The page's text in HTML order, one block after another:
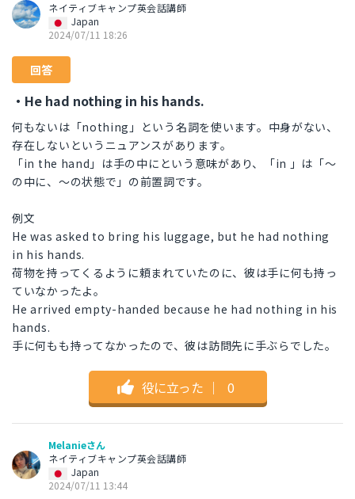
ネイティブキャンプ英会話講師
Japan
2024/07/11 18:26
回答
・He had nothing in his hands.
何もないは「nothing」という名詞を使います。中身がない、
存在しないというニュアンスがあります。
「in the hand」は手の中にという意味があり、「in 」は「～
の中に、～の状態で」の前置詞です。
例文
He was asked to bring his luggage, but he had nothing
in his hands.
荷物を持ってくるように頼まれていたのに、彼は手に何も持っ
ていなかったよ。
He arrived empty-handed because he had nothing in his
hands.
手に何もも持ってなかったので、彼は訪問先に手ぶらでした。
役に立った ｜ 0
Melanieさん
ネイティブキャンプ英会話講師
Japan
2024/07/11 13:44